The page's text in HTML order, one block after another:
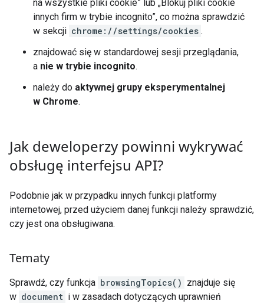
na wszystkie pliki cookie” lub „Blokuj pliki cookie
innych firm w trybie incognito”, co można sprawdzić
w sekcji chrome://settings/cookies .
znajdować się w standardowej sesji przeglądania,
a nie w trybie incognito.
należy do aktywnej grupy eksperymentalnej
w Chrome.
Jak deweloperzy powinni wykrywać
obsługę interfejsu API?
Podobnie jak w przypadku innych funkcji platformy
internetowej, przed użyciem danej funkcji należy sprawdzić,
czy jest ona obsługiwana.
Tematy
Sprawdź, czy funkcja browsingTopics() znajduje się
w document i w zasadach dotyczących uprawnień